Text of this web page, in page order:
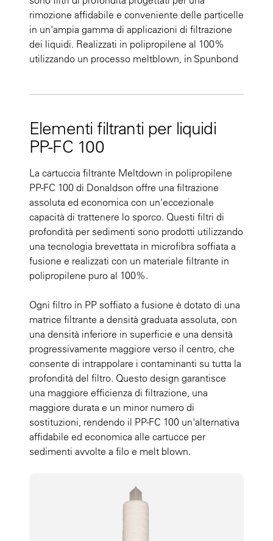
rimozione affidabile e conveniente delle particelle
in un'ampia gamma di applicazioni di filtrazione
dei liquidi. Realizzati in polipropilene al 100%
utilizzando un processo meltblown, in Spunbond
Elementi filtranti per liquidi
PP-FC 100
La cartuccia filtrante Meltdown in polipropilene
PP-FC 100 di Donaldson offre una filtrazione
assoluta ed economica con un'eccezionale
capacità di trattenere lo sporco. Questi filtri di
profondità per sedimenti sono prodotti utilizzando
una tecnologia brevettata in microfibra soffiata a
fusione e realizzati con un materiale filtrante in
polipropilene puro al 100%.
Ogni filtro in PP soffiato a fusione è dotato di una
matrice filtrante a densità graduata assoluta, con
una densità inferiore in superficie e una densità
progressivamente maggiore verso il centro, che
consente di intrappolare i contaminanti su tutta la
profondità del filtro. Questo design garantisce
una maggiore efficienza di filtrazione, una
maggiore durata e un minor numero di
sostituzioni, rendendo il PP-FC 100 un'alternativa
affidabile ed economica alle cartucce per
sedimenti avvolte a filo e melt blown.